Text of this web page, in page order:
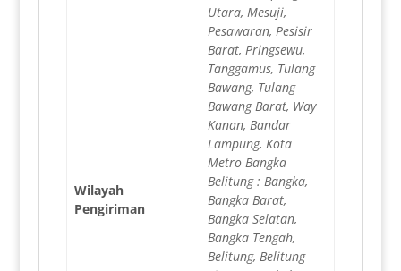
Wilayah
Pengiriman
Utara, Mesuji,
Pesawaran, Pesisir
Barat, Pringsewu,
Tanggamus, Tulang
Bawang, Tulang
Bawang Barat, Way
Kanan, Bandar
Lampung, Kota
Metro Bangka
Belitung : Bangka,
Bangka Barat,
Bangka Selatan,
Bangka Tengah,
Belitung, Belitung